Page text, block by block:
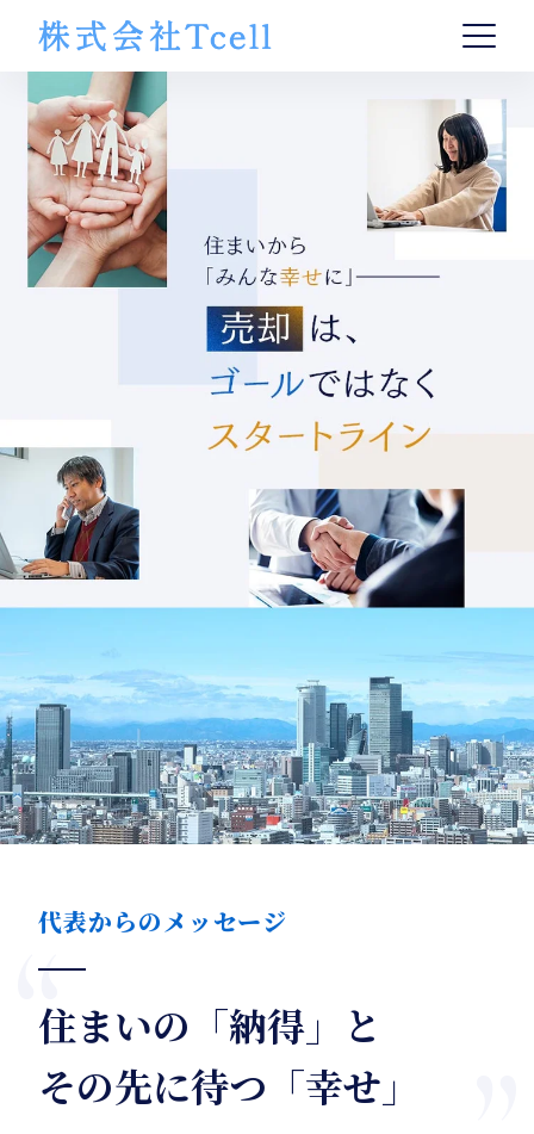
トップ
事業内容
Tcellの強み
会社概要
052-618-5580
月～土曜 9:00～19:00（日曜定休）
代表からのメッセージ
住まいの「納得」と
その先に待つ「幸せ」